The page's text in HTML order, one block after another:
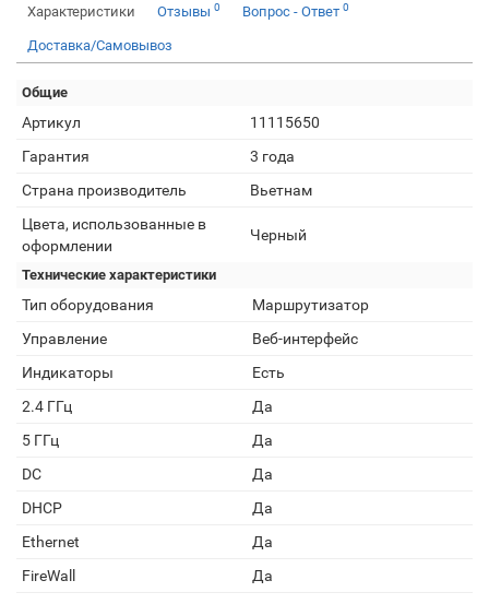
Характеристики Отзывы 0 Вопрос - Ответ 0
Доставка/Самовывоз
Общие
Артикул
11115650
Гарантия
3 года
Страна производитель
Вьетнам
Цвета, использованные в
оформлении
Черный
Технические характеристики
Тип оборудования
Маршрутизатор
Управление
Веб-интерфейс
Индикаторы
Есть
2.4 ГГц
Да
5 ГГц
Да
DC
Да
DHCP
Да
Ethernet
Да
FireWall
Да